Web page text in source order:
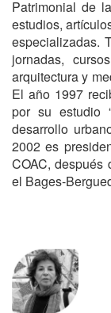
Patrimonial de
estudios,
especializadas.
jornadas,
arquitectura y
El año 1997
por su estudio
desarrollo
2002 es
COAC, después
el Bages-